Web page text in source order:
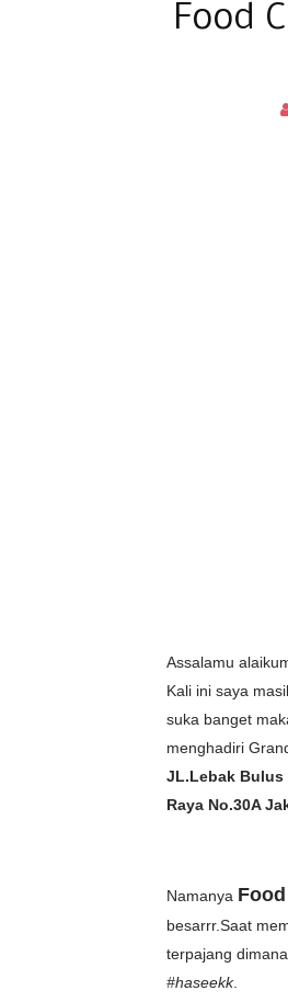
Food
Assalamu
Kali ini saya
suka banget
menghadiri
JL.Lebak Bulus
Raya No.30A
Namanya
besarrr.Saat
terpajang
#haseekk.